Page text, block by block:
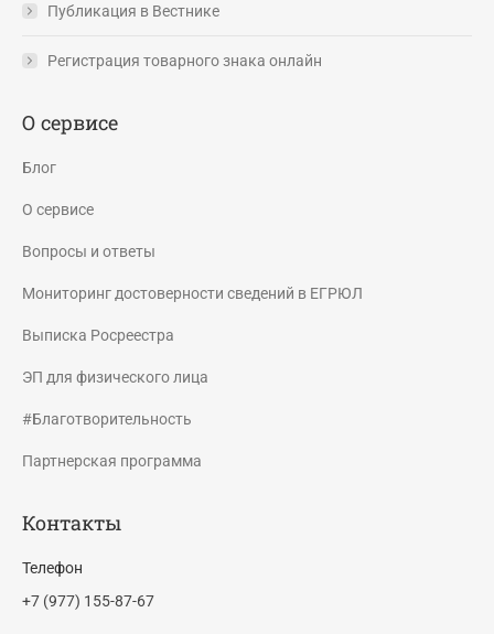
Публикация в Вестнике
Регистрация товарного знака онлайн
О сервисе
Блог
О сервисе
Вопросы и ответы
Мониторинг достоверности сведений в ЕГРЮЛ
Выписка Росреестра
ЭП для физического лица
#Благотворительность
Партнерская программа
Контакты
Телефон
+7 (977) 155-87-67